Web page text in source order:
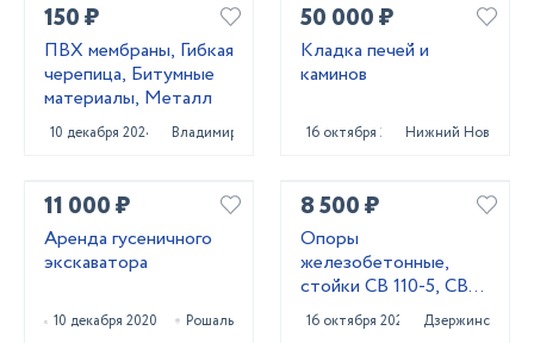
150 ₽
ПВХ мембраны, Гибкая
черепица, Битумные
материалы, Металл
10 декабря 2024 Владимир
50 000 ₽
Кладка печей и
каминов
16 октября 2023Нижний Новгород
11 000 ₽
Аренда гусеничного
экскаватора
10 декабря 2020 Рошаль
8 500 ₽
Опоры
железобетонные,
стойки СВ 110-5, СВ
95-3
16 октября 2025 Дзержинск